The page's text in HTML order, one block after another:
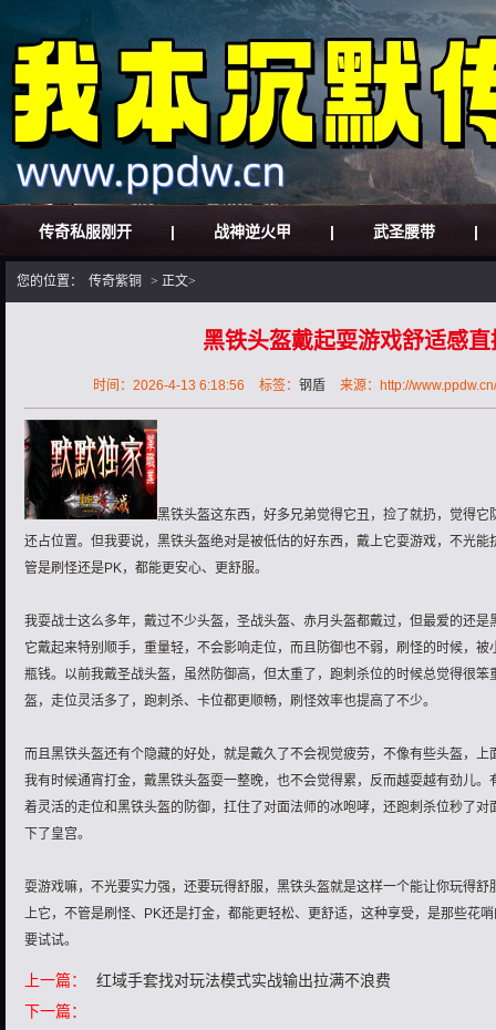
传奇私服刚开 | 战神逆火甲 | 武圣腰带 |
您的位置： 传奇紫铜 > 正文>
黑铁头盔戴起耍游戏舒适感直
时间：2026-4-13 6:18:56 标签： 钢盾 来源：http://
黑铁头盔这东西，好多兄弟觉得它丑，捡了就扔，觉得
还占位置。但我要说，黑铁头盔绝对是被低估的好东西，戴上它耍游戏，不光
管是刷怪还是PK，都能更安心、更舒服。
我耍战士这么多年，戴过不少头盔，圣战头盔、赤月头盔都戴过，但最爱的还
它戴起来特别顺手，重量轻，不会影响走位，而且防御也不弱，刷怪的时候，
瓶钱。以前我戴圣战头盔，虽然防御高，但太重了，跑刺杀位的时候总觉得很
盔，走位灵活多了，跑刺杀、卡位都更顺畅，刷怪效率也提高了不少。
而且黑铁头盔还有个隐藏的好处，就是戴久了不会视觉疲劳，不像有些头盔，
我有时候通宵打金，戴黑铁头盔耍一整晚，也不会觉得累，反而越耍越有劲儿
着灵活的走位和黑铁头盔的防御，扛住了对面法师的冰咆哮，还跑刺杀位秒了
下了皇宫。
耍游戏嘛，不光要实力强，还要玩得舒服，黑铁头盔就是这样一个能让你玩得
上它，不管是刷怪、PK还是打金，都能更轻松、更舒适，这种享受，是那些花
要试试。
上一篇：
红域手套找对玩法模式实战输出拉满不浪费
下一篇：